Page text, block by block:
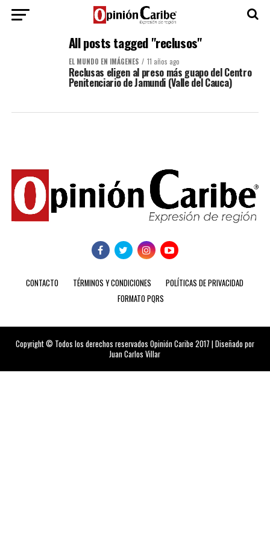
All posts tagged "reclusos"
EL MUNDO EN IMÁGENES 11 años ago
Reclusas eligen al preso más guapo del Centro
Penitenciario de Jamundi (Valle del Cauca)
CONTACTO TÉRMINOS Y CONDICIONES
POLÍTICAS DE PRIVACIDAD
FORMATO PQRS
Copyright © Todos los derechos reservados Opinión Caribe 2017 | Diseñado por
Juan Carlos Villar